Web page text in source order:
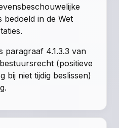
bedoeld in de Wet
paragraaf 4.1.3.3 van
(positieve
bij niet tijdig beslissen)